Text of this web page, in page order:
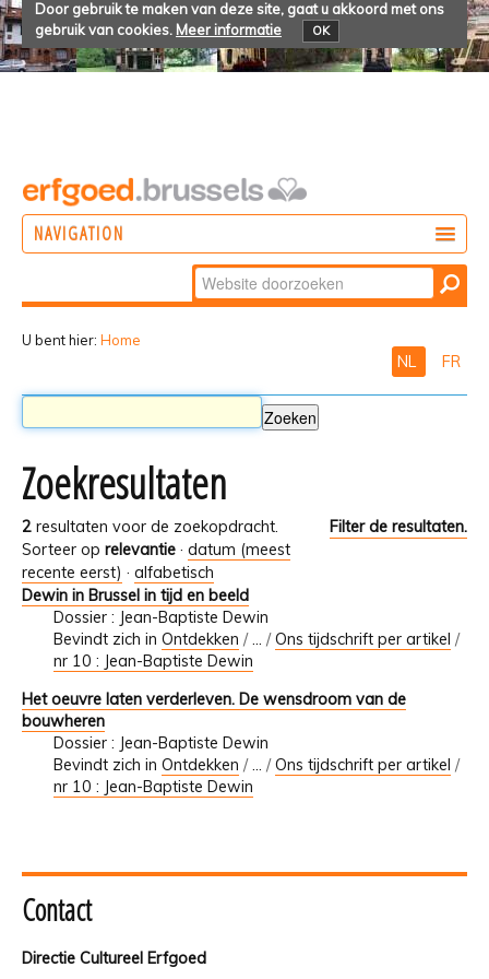
Door gebruik te maken van deze site, gaat u akkoord met ons
gebruik van cookies. Meer informatie OK
NAVIGATION
Zoek
Geavanceerd
U bent hier: Home
NL FR
Zoekresultaten
2 resultaten voor de zoekopdracht.
Filter de resultaten.
Sorteer op relevantie · datum (meest
recente eerst) · alfabetisch
Dewin in Brussel in tijd en beeld
Dossier : Jean-Baptiste Dewin
Bevindt zich in Ontdekken /… /Ons tijdschrift per artikel /
nr 10 : Jean-Baptiste Dewin
Het oeuvre laten verderleven. De wensdroom van de
bouwheren
Dossier : Jean-Baptiste Dewin
Bevindt zich in Ontdekken /… /Ons tijdschrift per artikel /
nr 10 : Jean-Baptiste Dewin
Contact
Directie Cultureel Erfgoed